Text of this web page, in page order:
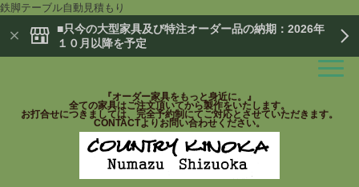
鉄脚テーブル自動見積もり
■只今の大型家具及び特注オーダー品の納期：2026年
１０月以降を予定
『オーダー家具をもっと身近に。』
全ての家具はご注文頂いてから製作をいたします。
お打合せにつきましては、完全予約制にてご対応とさせていただきます。
CONTACTよりお問い合わせください。